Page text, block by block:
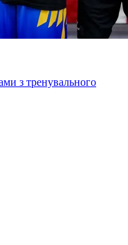
з тренувального